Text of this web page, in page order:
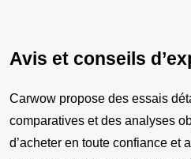
Avis et conseils
Carwow propose des essais
comparatives et des analyses
d’acheter en toute confiance et